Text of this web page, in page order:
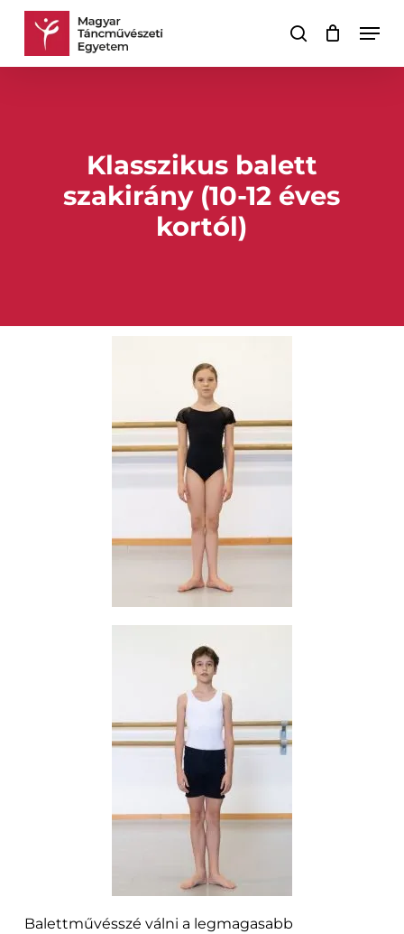
Skip
content
keresés
Kosár Kosár
Klasszikus balett
szakirány (10-12 éves
kortól)
Balettművésszé válni a legmagasabb